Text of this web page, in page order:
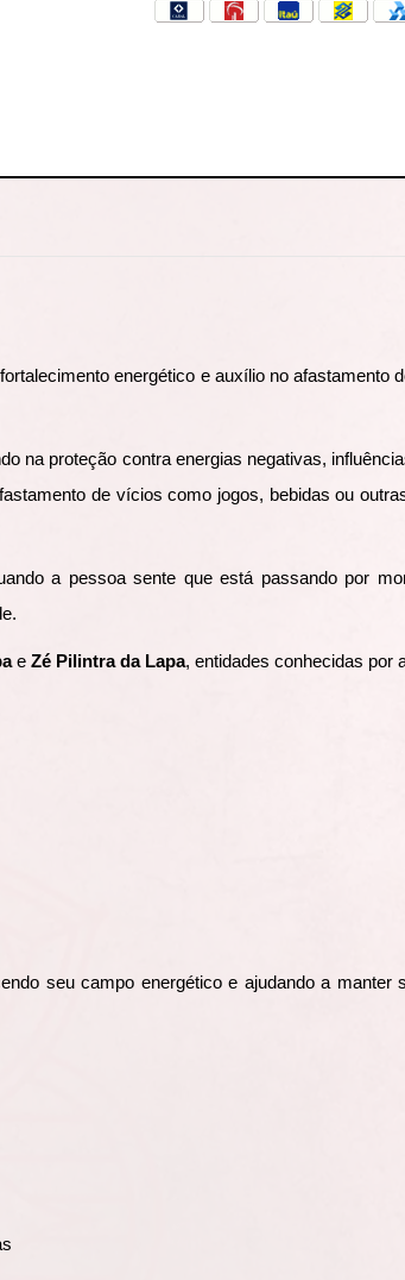
energético e auxílio no afastamento
na proteção contra energias negativas,
de vícios como jogos, bebidas ou
a pessoa sente que está passando por
e Zé Pilintra da Lapa, entidades conhecidas por
seu campo energético e ajudando a